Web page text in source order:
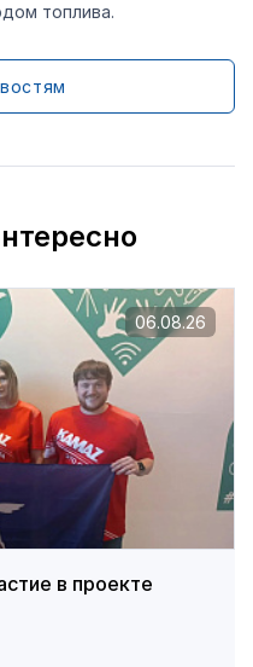
топлива.
в проекте
06.08.26